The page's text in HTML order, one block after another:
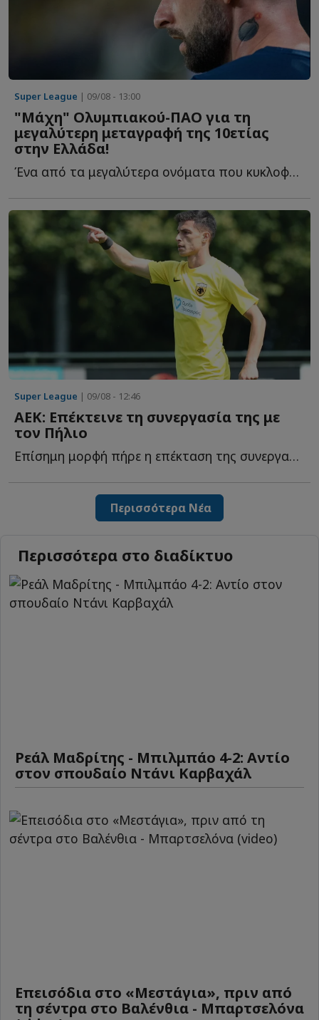
Super League | 09/08 - 13:00
"Μάχη" Ολυμπιακού-ΠΑΟ για τη
μεγαλύτερη μεταγραφή της 10ετίας
στην Ελλάδα!
Ένα από τα μεγαλύτερα ονόματα που κυκλοφορούν αυτή τ...
Super League | 09/08 - 12:46
ΑΕΚ: Επέκτεινε τη συνεργασία της με
τον Πήλιο
Επίσημη μορφή πήρε η επέκταση της συνεργασίας της ΑΕΚ μ...
Περισσότερα Νέα
Περισσότερα στο διαδίκτυο
Ρεάλ Μαδρίτης - Μπιλμπάο 4-2: Αντίο
στον σπουδαίο Ντάνι Καρβαχάλ
Επεισόδια στο «Μεστάγια», πριν από
τη σέντρα στο Βαλένθια - Μπαρτσελόνα